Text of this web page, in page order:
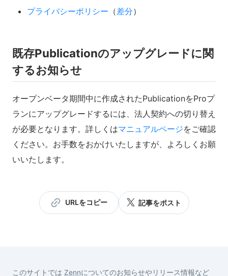
プライバシーポリシー （差分）
既存Publicationのアップグレードに関
するお知らせ
オープンベータ期間中に作成されたPublicationをProプ
ランにアップグレードするには、法人契約への切り替え
が必要となります。詳しくはマニュアルページをご確認
ください。お手数をおかけいたしますが、よろしくお願
いいたします。
URLをコピー 記事をポスト
このサイトでは Zennについてのお知らせやリリース情報など